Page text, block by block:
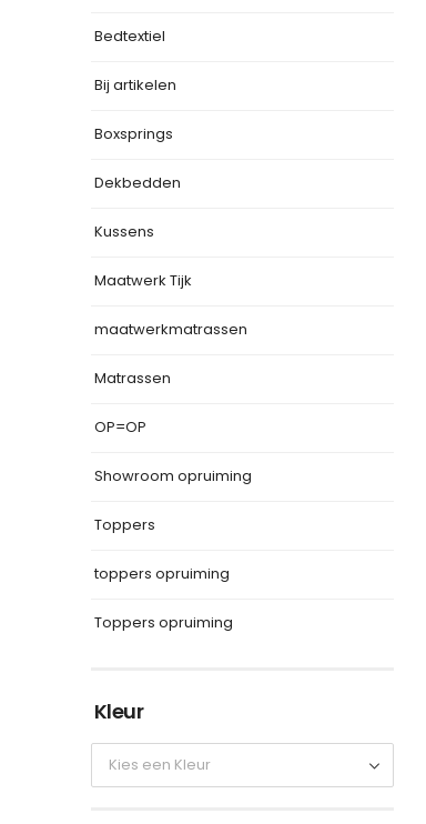
Bedtextiel
Bij artikelen
Boxsprings
Dekbedden
Kussens
Maatwerk Tijk
maatwerkmatrassen
Matrassen
OP=OP
Showroom opruiming
Toppers
toppers opruiming
Toppers opruiming
Kleur